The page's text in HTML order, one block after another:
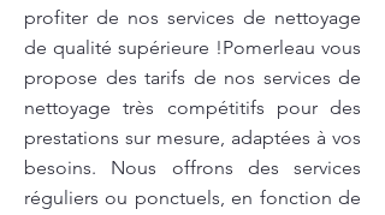
profiter de nos services de nettoyage
de qualité supérieure !Pomerleau vous
propose des tarifs de nos services de
nettoyage très compétitifs pour des
prestations sur mesure, adaptées à vos
besoins. Nous offrons des services
réguliers ou ponctuels, en fonction de